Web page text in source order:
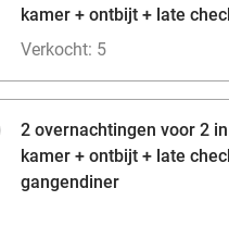
kamer + ontbijt + late
Verkocht: 5
2 overnachtingen voor 2
kamer + ontbijt + late
gangendiner